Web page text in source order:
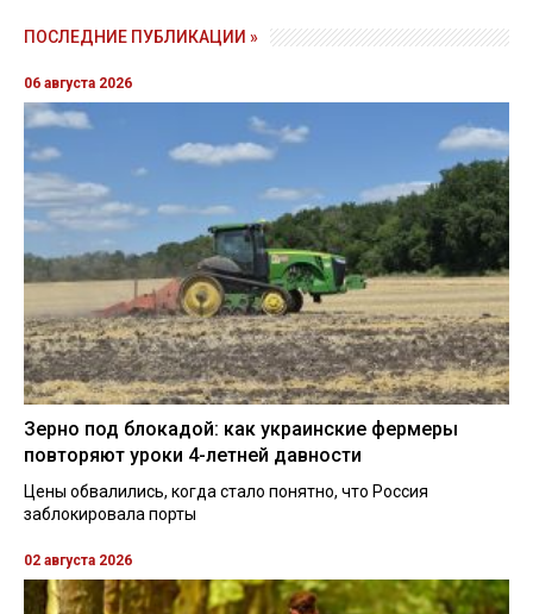
ПОСЛЕДНИЕ ПУБЛИКАЦИИ »
06 августа 2026
Зерно под блокадой: как украинские фермеры
повторяют уроки 4-летней давности
Цены обвалились, когда стало понятно, что Россия
заблокировала порты
02 августа 2026